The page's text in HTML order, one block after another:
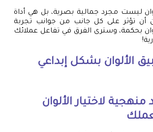
ليست مجرد جمالية بصرية، بل هي أداة
أن تؤثر على كل جانب من جوانب تجربة
بحكمة، وسترى الفرق في تفاعل عملائك
الألوان بشكل إبداعي
لاختيار الألوان